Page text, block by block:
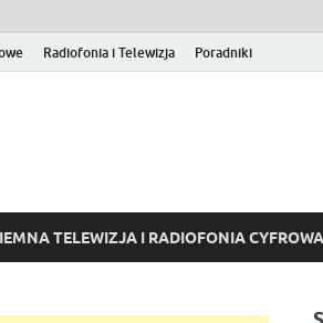
Radiofonia i Telewizja Poradniki
online, VOD
TELEWIZJA I RADIOFONIA CYFROWA